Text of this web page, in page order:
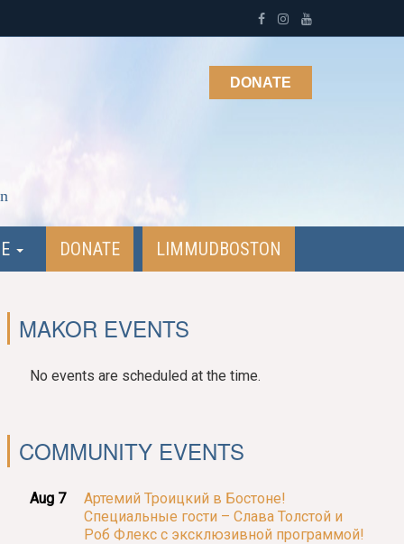
DONATE
DONATE LIMMUDBOSTON
MAKOR EVENTS
No events are scheduled at the time.
COMMUNITY EVENTS
Aug 7
Артемий Троицкий в Бостоне!
Специальные гости – Слава Толстой и
Роб Флекс с эксклюзивной программой!